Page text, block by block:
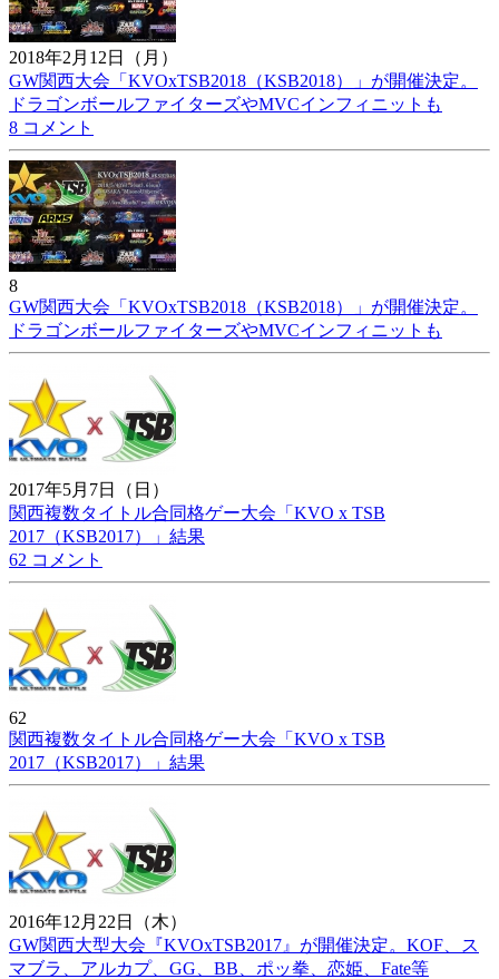
2018年2月12日（月）
GW関西大会「KVOxTSB2018（KSB2018）」が開催決定。
ドラゴンボールファイターズやMVCインフィニットも
8 コメント
8
GW関西大会「KVOxTSB2018（KSB2018）」が開催決定。
ドラゴンボールファイターズやMVCインフィニットも
2017年5月7日（日）
関西複数タイトル合同格ゲー大会「KVO x TSB
2017（KSB2017）」結果
62 コメント
62
関西複数タイトル合同格ゲー大会「KVO x TSB
2017（KSB2017）」結果
2016年12月22日（木）
GW関西大型大会『KVOxTSB2017』が開催決定。KOF、ス
マブラ、アルカプ、GG、BB、ポッ拳、恋姫、Fate等